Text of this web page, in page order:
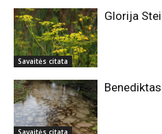
Savaitės citata
Glorija
Savaitės citata